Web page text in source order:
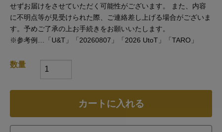
せずお届けをさせていただく可能性がございます。 また、内容
に不明点等が見受けられた際、ご連絡差し上げる場合がございま
す。予めご了承の上お手続きをお願いいたします。
※参考例…「U&T」「20260807」「2026 UtoT」「TARO」
数量
カートに入れる